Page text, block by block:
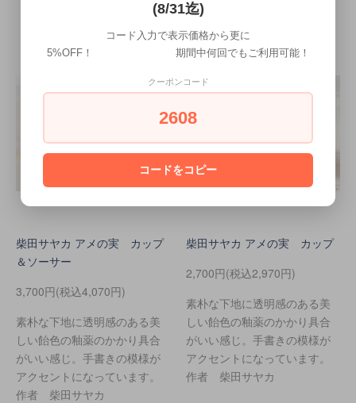
柴田サヤカ アメの実 カップ
＆ソーサー
3,700円(税込4,070円)
素朴な下地に透明感のある美
しい飴色の釉薬のかかり具合
がいい感じ。手書きの模様が
アクセントになっています。
作者 柴田サヤカ
柴田サヤカ アメの実 カップ
2,700円(税込2,970円)
素朴な下地に透明感のある美
しい飴色の釉薬のかかり具合
がいい感じ。手書きの模様が
アクセントになっています。
作者 柴田サヤカ
(8/31迄)
コード入力で表示価格から更に
5%OFF！ 期間中何回でもご利用可能！
クーポンコード
2608
コードをコピー